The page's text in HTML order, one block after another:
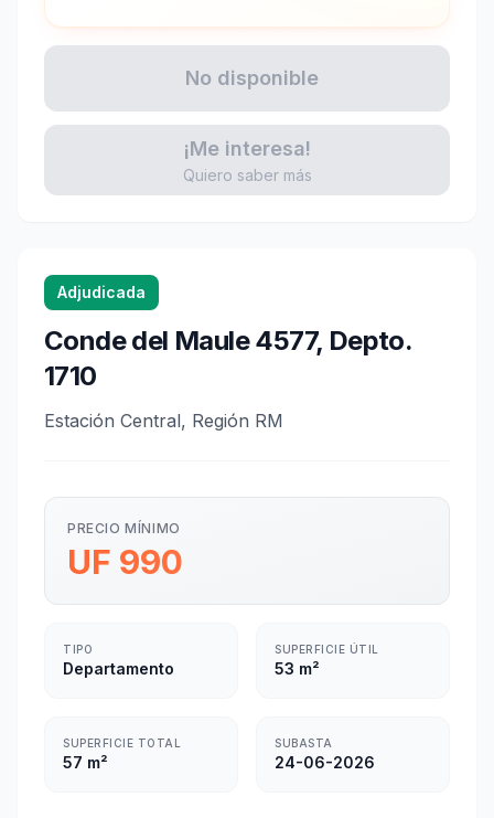
Adjudicada
Conde del Maule 4577, Depto.
1710
Estación Central, Región RM
PRECIO MÍNIMO
UF 990
TIPO
Departamento
SUPERFICIE ÚTIL
53 m²
SUPERFICIE TOTAL
57 m²
SUBASTA
24-06-2026
No disponible
¡Me interesa!
Quiero saber más